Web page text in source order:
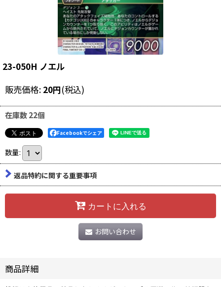
23-050H ノエル
販売価格: 20円(税込)
在庫数 22個
Facebookでシェア
数量:
返品特約に関する重要事項
カートに入れる
お問い合わせ
商品詳細